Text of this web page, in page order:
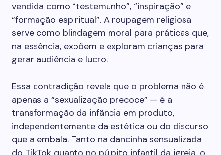
vendida como “testemunho”, “inspiração” e
“formação espiritual”. A roupagem religiosa
serve como blindagem moral para práticas que,
na essência, expõem e exploram crianças para
gerar audiência e lucro.
Essa contradição revela que o problema não é
apenas a “sexualização precoce” — é a
transformação da infância em produto,
independentemente da estética ou do discurso
que a embala. Tanto na dancinha sensualizada
do TikTok quanto no púlpito infantil da igreja, o